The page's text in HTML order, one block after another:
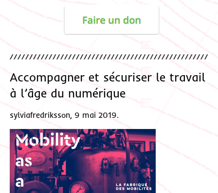
Accompagner et sécuriser le travail
à l’âge du numérique
sylviafredriksson, 9 mai 2019.